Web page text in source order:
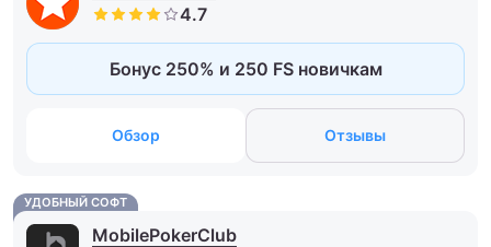
Бонус 250% и 250 FS новичкам
Обзор Отзывы
УДОБНЫЙ СОФТ
MobilePokerClub